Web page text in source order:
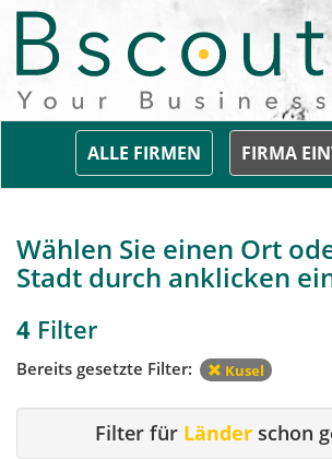
FIRMA
ALLE FIRMEN
Wählen Sie einen Ort
Stadt durch anklicken
4 Filter
Bereits gesetzte Filter: Kusel
Filter für Länderschon